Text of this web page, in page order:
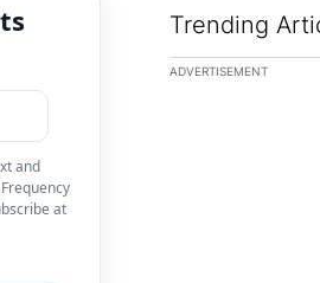
and
at
Trending
The following is a
ADVERTISEMENT